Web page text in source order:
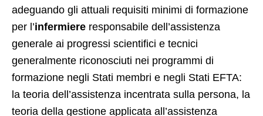
adeguando gli attuali requisiti minimi di formazione
per l’infermiere responsabile dell’assistenza
generale ai progressi scientifici e tecnici
generalmente riconosciuti nei programmi di
formazione negli Stati membri e negli Stati EFTA:
la teoria dell’assistenza incentrata sulla persona, la
teoria della gestione applicata all’assistenza